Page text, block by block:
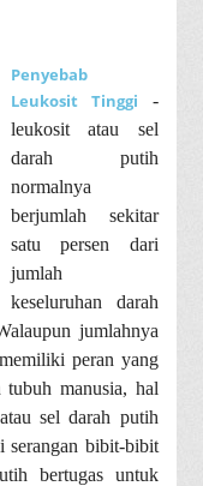
Penyebab
Leukosit Tinggi
-
leukosit atau sel
darah putih
normalnya
berjumlah sekitar
satu persen dari
jumlah
keseluruhan darah
jumlahnya
peran yang
tubuh manusia, hal
sel darah putih
serangan bibit-bibit
bertugas untuk